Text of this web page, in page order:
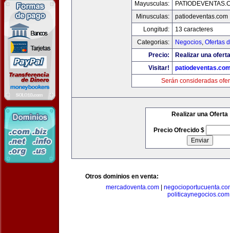
Mayusculas:
Minusculas:
patiodeventas.com
Longitud:
13 caracteres
Categorias:
Negocios, Ofertas
Precio:
Realizar una
Visitar!
Serán consideradas
Realizar una Oferta
Precio Ofrecido $
Otros dominios en venta:
mercadoventa.com
politicaynegocios.com